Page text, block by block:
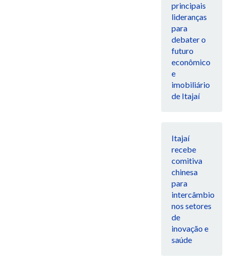
principais
lideranças
para
debater o
futuro
econômico
e
imobiliário
de Itajaí
Itajaí
recebe
comitiva
chinesa
para
intercâmbio
nos setores
de
inovação e
saúde